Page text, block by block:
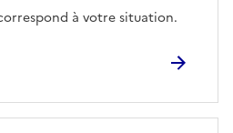
à votre situation.